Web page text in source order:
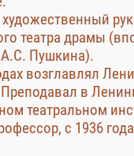
театра драмы
А.С. Пушкина).
возглавлял
в
театральном
с 1936